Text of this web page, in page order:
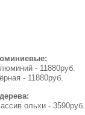
- 11880руб.
- 11880руб.
ольхи - 3590руб.